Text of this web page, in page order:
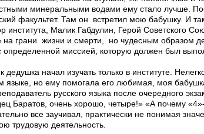
минеральными водами ему стало лучше.
факультет. Там он встретил мою бабушку. И
института, Малик Габдулин, Герой Советского
на грани жизни и смерти, но чудесным образом
определенной миссией, которую должен был
дедушка начал изучать только в институте.
языке, но ему помогала его любимая, моя
русского языка после очередного
Баратов, очень хорошо, четыре!» «А почему
все заучивал, практически не понимая
трудовую деятельность.